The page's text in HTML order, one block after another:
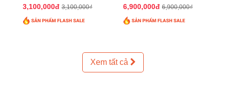
3,100,000đ 3,100,000₫ 6,900,000đ 6,900,000₫
Xem tất cả